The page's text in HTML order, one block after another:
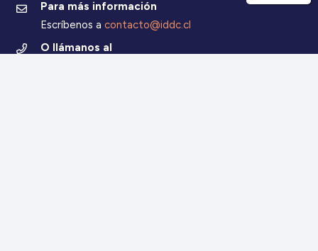
Para más información
Escríbenos a contacto@iddc.cl
O llámanos al